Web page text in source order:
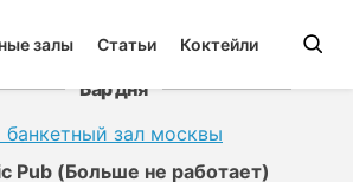
залы Статьи Коктейли
Бар дня
Pub (Больше не работает)